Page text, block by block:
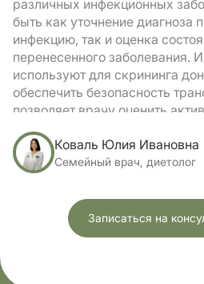
различных инфекционных
быть как уточнение диагноза
инфекцию, так и оценка
перенесенного заболевания.
используют для скрининга
обеспечить безопасность
позволяет врачу оценить
системы и наличие
в крови.
Контроль
Врач может рекомендовать
контроля иммунного ответа
перенесенной болезни.
Коваль Юлия Ивановна
Семейный врач, диетолог
Записаться на